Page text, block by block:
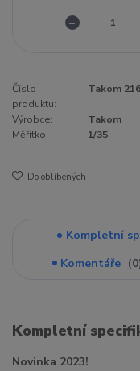
Číslo
produktu:
Takom
Výrobce:
Takom
Měřítko:
1/35
Do oblíbených
Kompletní
Komentáře
0
Kompletní
Novinka 2023!